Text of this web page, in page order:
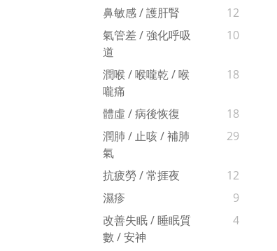
鼻敏感 / 護肝腎
12
氣管差 / 強化呼吸
道
10
潤喉 / 喉嚨乾 / 喉
嚨痛
18
體虛 / 病後恢復
18
潤肺 / 止咳 / 補肺
氣
29
抗疲勞 / 常捱夜
12
濕疹
9
改善失眠 / 睡眠質
數 / 安神
4